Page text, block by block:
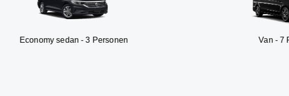
sedan - 3 Personen Van - 7 Personen